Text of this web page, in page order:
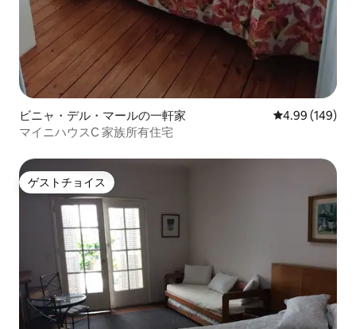
ビニャ・デル・マールの一軒家 レビュー149
4.99 (149)
マイニハウスC 家族所有住宅
ゲストチョイス
ゲストチョイス